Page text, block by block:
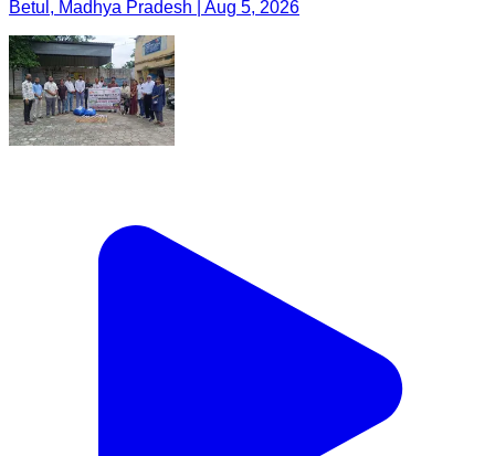
Betul, Madhya Pradesh | Aug 5, 2026